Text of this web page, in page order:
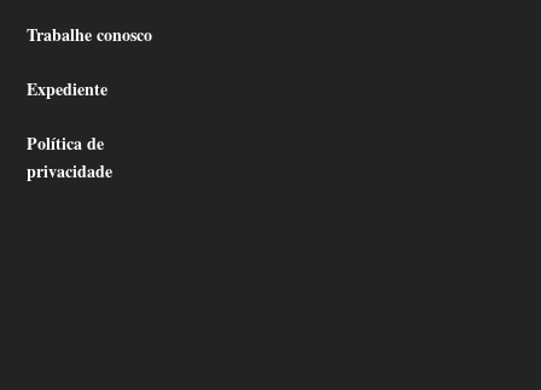
Trabalhe conosco
Expediente
Política de
privacidade